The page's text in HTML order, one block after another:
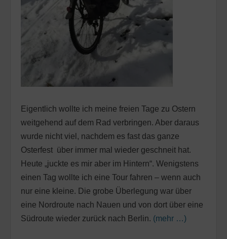
Eigentlich wollte ich meine freien Tage zu Ostern
weitgehend auf dem Rad verbringen. Aber daraus
wurde nicht viel, nachdem es fast das ganze
Osterfest über immer mal wieder geschneit hat.
Heute „juckte es mir aber im Hintern“. Wenigstens
einen Tag wollte ich eine Tour fahren – wenn auch
nur eine kleine. Die grobe Überlegung war über
eine Nordroute nach Nauen und von dort über eine
Südroute wieder zurück nach Berlin. (mehr …)